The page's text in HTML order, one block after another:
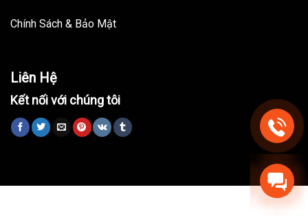
Chính Sách & Bảo Mật
Liên Hệ
Kết nối với chúng tôi